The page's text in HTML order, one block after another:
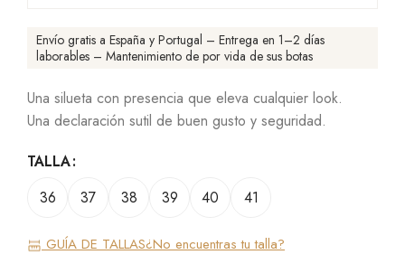
Envío gratis a España y Portugal – Entrega en 1–2 días
laborables – Mantenimiento de por vida de sus botas
Una silueta con presencia que eleva cualquier look.
Una declaración sutil de buen gusto y seguridad.
TALLA
36
37 38 39 40 41
GUÍA DE TALLAS¿No encuentras tu talla?